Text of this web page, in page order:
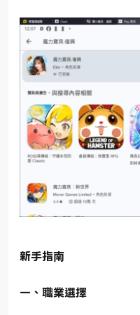
新手指南
一、職業選擇